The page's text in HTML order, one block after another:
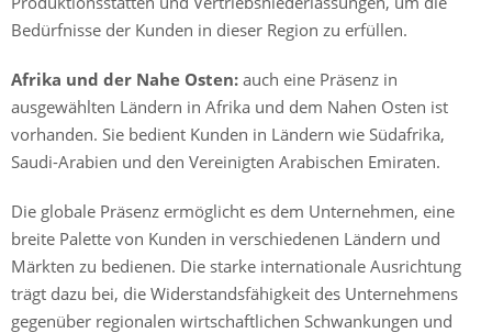
Bedürfnisse der Kunden in dieser Region zu erfüllen.
Afrika und der Nahe Osten: auch eine Präsenz in
ausgewählten Ländern in Afrika und dem Nahen Osten ist
vorhanden. Sie bedient Kunden in Ländern wie Südafrika,
Saudi-Arabien und den Vereinigten Arabischen Emiraten.
Die globale Präsenz ermöglicht es dem Unternehmen, eine
breite Palette von Kunden in verschiedenen Ländern und
Märkten zu bedienen. Die starke internationale Ausrichtung
trägt dazu bei, die Widerstandsfähigkeit des Unternehmens
gegenüber regionalen wirtschaftlichen Schwankungen und